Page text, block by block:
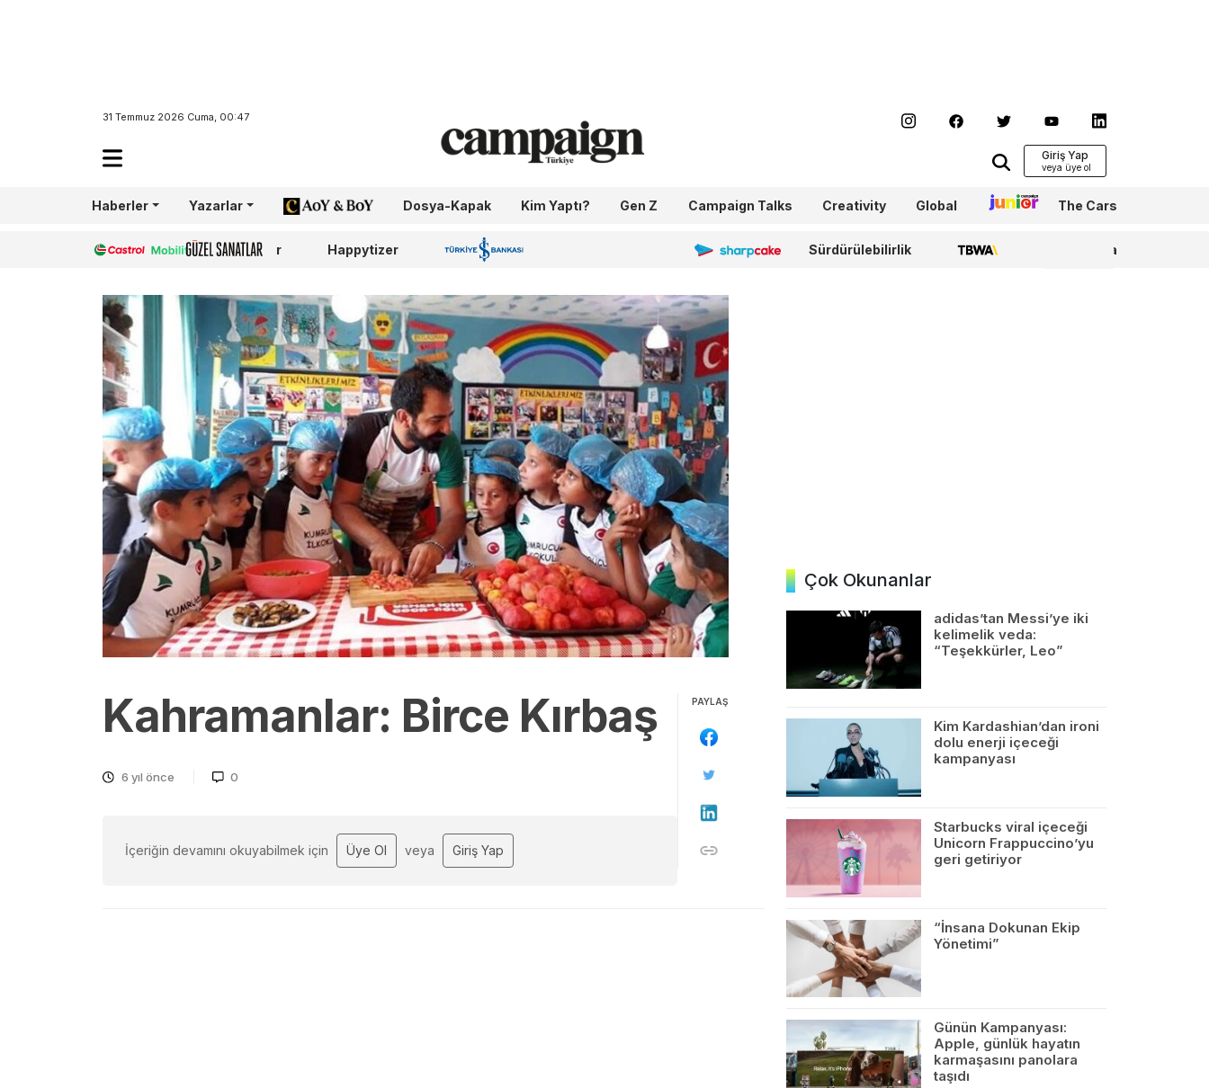
31 Temmuz 2026 Cuma, 00:47
Giriş Yap
Haberler Yazarlar AoY/BoY Dosya-Kapak Kim Yaptı? Gen Z Campaign Talks Creativity Global Junior The Cars
Castrol Güzel Sanatlar Happytizer İş Bankası 100.Yıl Sharpcake Sürdürülebilirlik TBWA WPP Media
Kahramanlar: Birce Kırbaş
6 yıl önce 0
İçeriğin devamını okuyabilmek için Üye Ol veya Giriş Yap
PAYLAŞ
Çok Okunanlar
adidas’tan Messi’ye iki
kelimelik veda:
“Teşekkürler, Leo”
Kim Kardashian’dan ironi
dolu enerji içeceği
kampanyası
Starbucks viral içeceği
Unicorn Frappuccino’yu
geri getiriyor
“İnsana Dokunan Ekip
Yönetimi”
Günün Kampanyası:
Apple, günlük hayatın
karmaşasını panolara
taşıdı